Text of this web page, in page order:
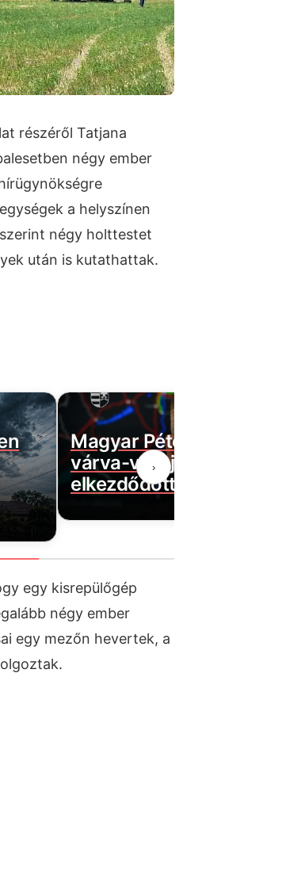
részéről Tatjana
négy ember
a helyszínen
négy holttestet
után is kutathattak.
Magyar Péter bejelentette a
várva-várt jó hírt! Végre
elkezdődött…
›
egy kisrepülőgép
négy ember
egy mezőn hevertek, a